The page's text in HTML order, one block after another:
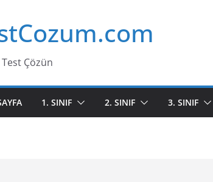
Çözün
1. SINIF 2. SINIF 3. SINIF